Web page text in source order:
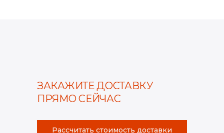
ЗАКАЖИТЕ ДОСТАВКУ
ПРЯМО СЕЙЧАС
Рассчитать стоимость доставки